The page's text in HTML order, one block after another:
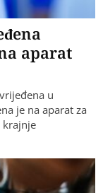
aparat
u
je na aparat za
krajnje